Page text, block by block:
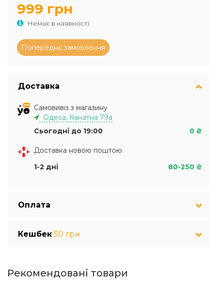
999 грн
Немає в наявності
Доставка
Самовивіз з магазину
Одеса, Канатна 79а
Сьогодні до 19:00
0 ₴
Доставка новою поштою
1-2 дні
80-250 ₴
Оплата
Кешбек 50 грн
Рекомендовані товари